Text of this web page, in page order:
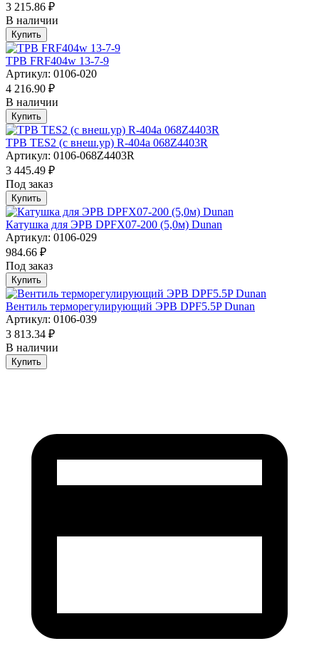
3 215.86 ₽
В наличии
Купить
ТРВ FRF404w 13-7-9
Артикул: 0106-020
4 216.90 ₽
В наличии
Купить
ТРВ TES2 (с внеш.ур) R-404a 068Z4403R
Артикул: 0106-068Z4403R
3 445.49 ₽
Под заказ
Купить
Катушка для ЭРВ DPFX07-200 (5,0м) Dunan
Артикул: 0106-029
984.66 ₽
Под заказ
Купить
Вентиль терморегулирующий ЭРВ DPF5.5P Dunan
Артикул: 0106-039
3 813.34 ₽
В наличии
Купить